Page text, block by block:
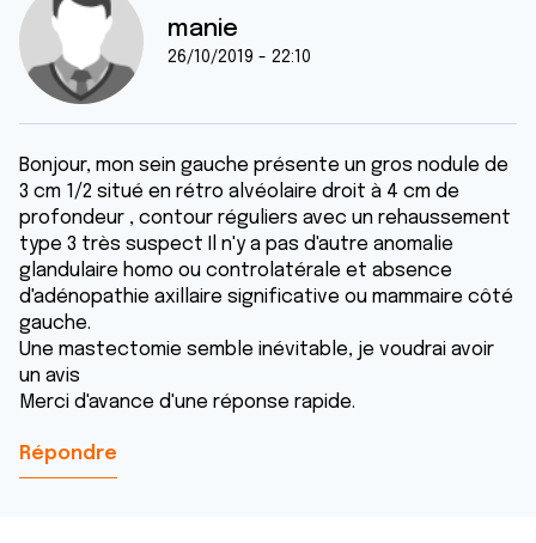
manie
26/10/2019 - 22:10
Bonjour, mon sein gauche présente un gros nodule de
3 cm 1/2 situé en rétro alvéolaire droit à 4 cm de
profondeur , contour réguliers avec un rehaussement
type 3 très suspect Il n'y a pas d'autre anomalie
glandulaire homo ou controlatérale et absence
d'adénopathie axillaire significative ou mammaire côté
gauche.
Une mastectomie semble inévitable, je voudrai avoir
un avis
Merci d'avance d'une réponse rapide.
Répondre